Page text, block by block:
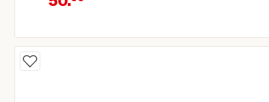
Oorspronkelijke prijs € 59,95
Huidige prijs € 50,96